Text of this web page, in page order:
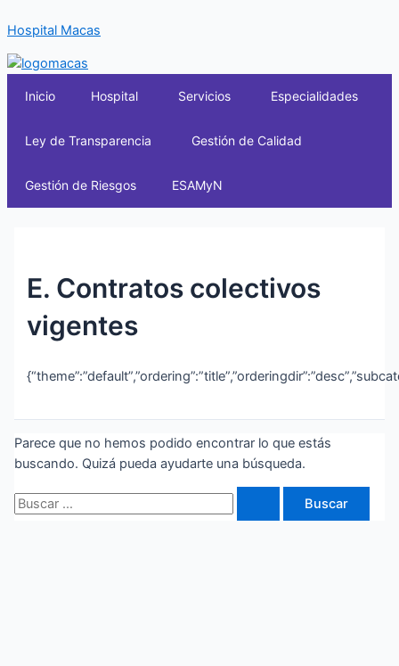
al
contenido
Hospital Macas
Inicio Hospital Servicios Especialidades
Ley de Transparencia Gestión de Calidad
Gestión de Riesgos ESAMyN
E. Contratos colectivos
vigentes
Parece que no hemos podido encontrar lo que estás
buscando. Quizá pueda ayudarte una búsqueda.
Buscar
por: